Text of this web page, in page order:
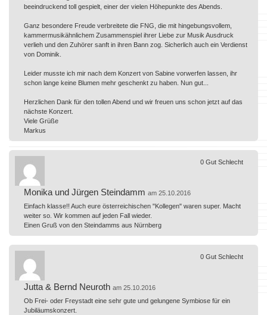
beeindruckend toll gespielt, einer der vielen Höhepunkte des Abends.
Ganz besondere Freude verbreitete die FNG, die mit hingebungsvollem,
kammermusikähnlichem Zusammenspiel ihrer Liebe zur Musik Ausdruck
verlieh und den Zuhörer sanft in ihren Bann zog. Sicherlich auch ein Verdienst
von Dominik.
Leider musste ich mir nach dem Konzert von Sabine vorwerfen lassen, ihr
schon lange keine Blumen mehr geschenkt zu haben. Nun gut...
Herzlichen Dank für den tollen Abend und wir freuen uns schon jetzt auf das
nächste Konzert.
Viele Grüße
Markus
Monika und Jürgen Steindamm am 25.10.2016
Einfach klasse!! Auch eure österreichischen "Kollegen" waren super. Macht
weiter so. Wir kommen auf jeden Fall wieder.
Einen Gruß von den Steindamms aus Nürnberg
0 Gut Schlecht
Jutta & Bernd Neuroth am 25.10.2016
Ob Frei- oder Freystadt eine sehr gute und gelungene Symbiose für ein
Jubiläumskonzert.
0 Gut Schlecht